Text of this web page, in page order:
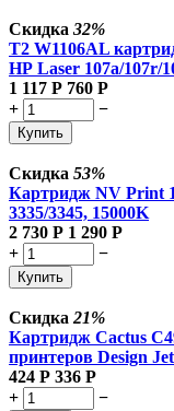
Скидка 32%
T2 W1106AL
HP Laser 107a/107r/
1 117 Р 760 Р
+
−
Купить
Скидка 53%
Картридж NV Print
3335/3345, 15000K
2 730 Р 1 290 Р
+
−
Купить
Скидка 21%
Картридж Cactus
принтеров Design
424 Р 336 Р
+
−